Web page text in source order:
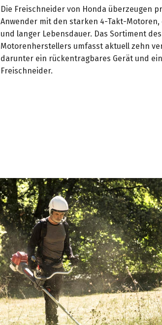
Die Freischneider von Honda überzeugen
Anwender mit den starken 4-Takt-
und langer Lebensdauer. Das Sortiment
Motorenherstellers umfasst aktuell zehn
darunter ein rückentragbares Gerät und
Freischneider.